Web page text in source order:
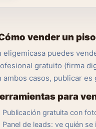
vender un
eligemicasa puedes
gratuito (firma
ambos casos, publicar
para
Publicación gratuita con
Panel de leads: ve quién